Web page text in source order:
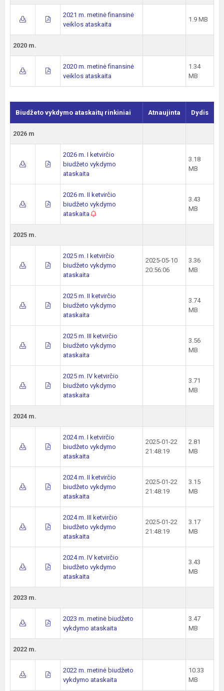
2021 m. metinė finansinė
veiklos ataskaita
1.9 MB
2020 m.
2020 m. metinė finansinė
veiklos ataskaita
1.34
MB
Biudžeto vykdymo ataskaitų rinkiniai Atnaujinta Dydis
2026 m
2026 m. I ketvirčio
biudžeto vykdymo
ataskaita
3.18
MB
2026 m. II ketvirčio
biudžeto vykdymo
ataskaita
3.43
MB
2025 m.
2025 m. I ketvirčio
biudžeto vykdymo
ataskaita
2025-05-10
20:56:06
3.36
MB
2025 m. II ketvirčio
biudžeto vykdymo
ataskaita
3.74
MB
2025 m. III ketvirčio
biudžeto vykdymo
ataskaita
3.56
MB
2025 m. IV ketvirčio
biudžeto vykdymo
ataskaita
3.71
MB
2024 m.
2024 m. I ketvirčio
biudžeto vykdymo
ataskaita
2025-01-22
21:48:19
2.81
MB
2024 m. II ketvirčio
biudžeto vykdymo
ataskaita
2025-01-22
21:48:19
3.15
MB
2024 m. III ketvirčio
biudžeto vykdymo
ataskaita
2025-01-22
21:48:19
3.17
MB
2024 m. IV ketvirčio
biudžeto vykdymo
ataskaita
3.43
MB
2023 m.
2023 m. metinė biudžeto
vykdymo ataskaita
3.47
MB
2022 m.
2022 m. metinė biudžeto
vykdymo ataskaita
10.33
MB